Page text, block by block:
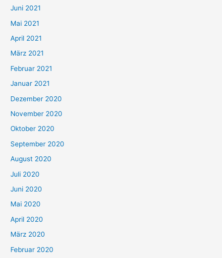
c
h
:
Juni 2021
Mai 2021
April 2021
März 2021
Februar 2021
Januar 2021
Dezember 2020
November 2020
Oktober 2020
September 2020
August 2020
Juli 2020
Juni 2020
Mai 2020
April 2020
März 2020
Februar 2020